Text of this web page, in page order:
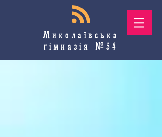
Миколаївська
гімназія №54